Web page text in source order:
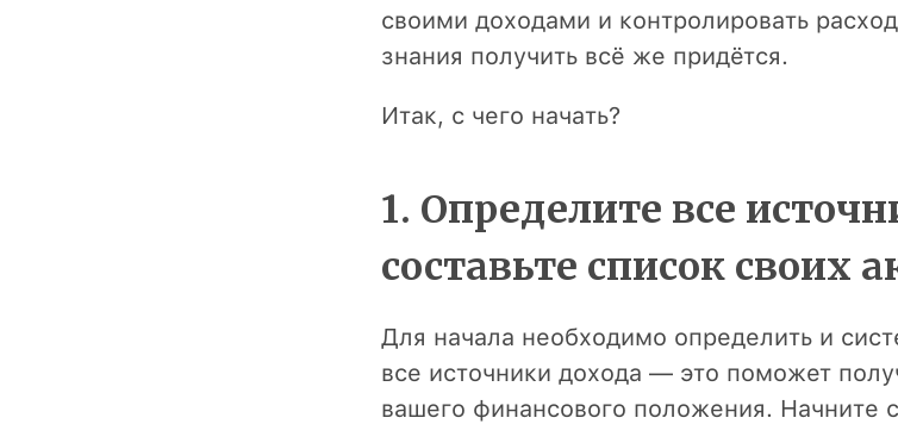
своими доходами и контролировать
знания получить всё же придётся.
Итак, с чего начать?
1. Определите все
составьте список своих
Для начала необходимо определить и
все источники дохода — это поможет
вашего финансового положения. Начните